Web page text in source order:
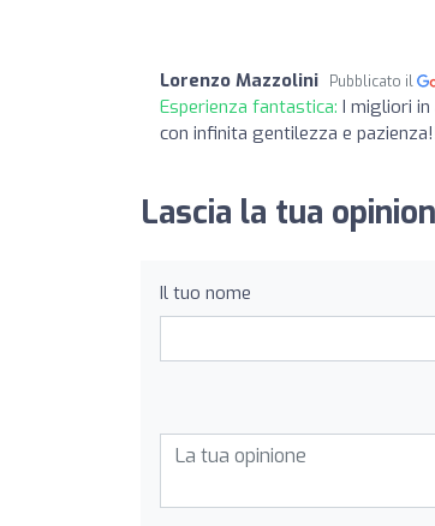
Lorenzo Mazzolini Pubblicato il
Esperienza fantastica: I migliori
con infinita gentilezza e
Lascia la tua
Il tuo nome